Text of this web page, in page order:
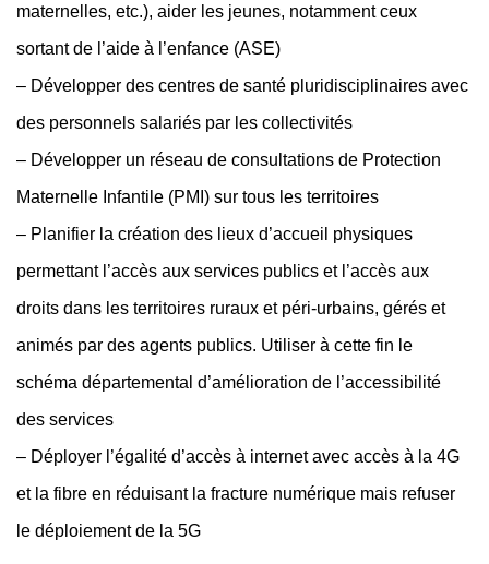
maternelles, etc.), aider les jeunes, notamment ceux
sortant de l’aide à l’enfance (ASE)
– Développer des centres de santé pluridisciplinaires avec
des personnels salariés par les collectivités
– Développer un réseau de consultations de Protection
Maternelle Infantile (PMI) sur tous les territoires
– Planifier la création des lieux d’accueil physiques
permettant l’accès aux services publics et l’accès aux
droits dans les territoires ruraux et péri-urbains, gérés et
animés par des agents publics. Utiliser à cette fin le
schéma départemental d’amélioration de l’accessibilité
des services
– Déployer l’égalité d’accès à internet avec accès à la 4G
et la fibre en réduisant la fracture numérique mais refuser
le déploiement de la 5G